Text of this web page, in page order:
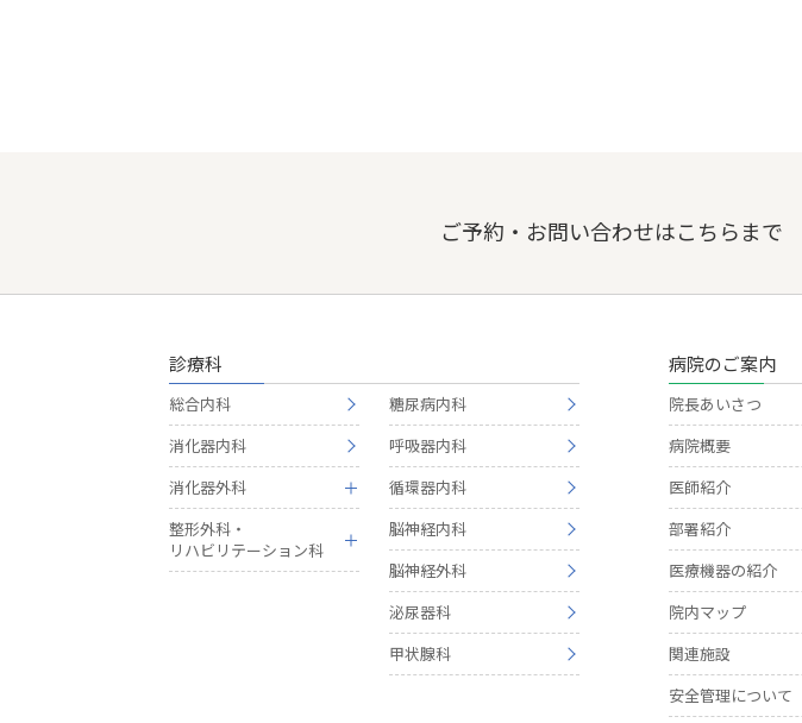
ご予約・お問い合わせはこちらまで
診療科
総合内科
消化器内科
消化器外科
整形外科・
リハビリテーション科
糖尿病内科
呼吸器内科
循環器内科
脳神経内科
脳神経外科
泌尿器科
甲状腺科
病院のご案内
院長あいさつ
病院概要
医師紹介
部署紹介
医療機器の紹介
院内マップ
関連施設
安全管理について